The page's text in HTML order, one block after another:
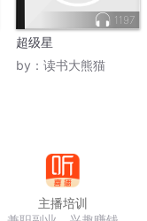
1197
超级星
by： 读书大熊猫
主播培训